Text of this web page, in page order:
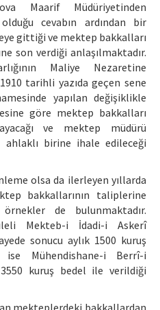
Maarif Müdüriyetinden
cevabın ardından bir
gittiği ve mektep bakkalları
son verdiği anlaşılmaktadır.
Maliye Nezaretine
tarihli yazıda geçen sene
yapılan değişiklikle
göre mektep bakkalları
ve mektep müdürü
ahlaklı birine ihale edileceği
olsa da ilerleyen yıllarda
bakkallarının taliplerine
de bulunmaktadır.
Mekteb-i İdadi-i Askerî
sonucu aylık 1500 kuruş
Mühendishane-i Berrî-i
3550 kuruş bedel ile verildiği